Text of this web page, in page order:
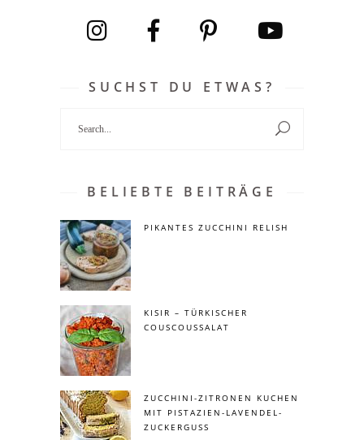
SUCHST DU ETWAS?
BELIEBTE BEITRÄGE
PIKANTES ZUCCHINI RELISH
KISIR – TÜRKISCHER
COUSCOUSSALAT
ZUCCHINI-ZITRONEN KUCHEN
MIT PISTAZIEN-LAVENDEL-
ZUCKERGUSS